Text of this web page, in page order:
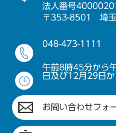
法人番号
〒353-8501 埼玉
048-473-1111
午前8時45分から
日及び12月29日か
お問い合わせフォ